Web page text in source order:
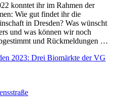
konntet ihr im Rahmen der
Wie gut findet ihr die
in Dresden? Was wünscht
und was können wir noch
und Rückmeldungen …
2023: Drei Biomärkte der VG